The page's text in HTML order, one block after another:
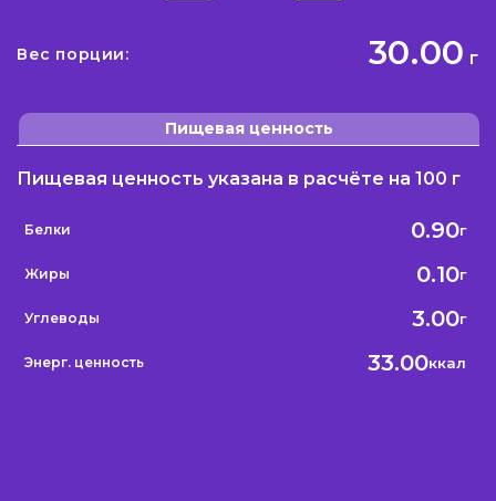
Вес порции: 30.00 г
Пищевая ценность
Пищевая ценность указана в расчёте на 100 г
Белки 0.90г
Жиры 0.10г
Углеводы 3.00г
Энерг. ценность 33.00ккал